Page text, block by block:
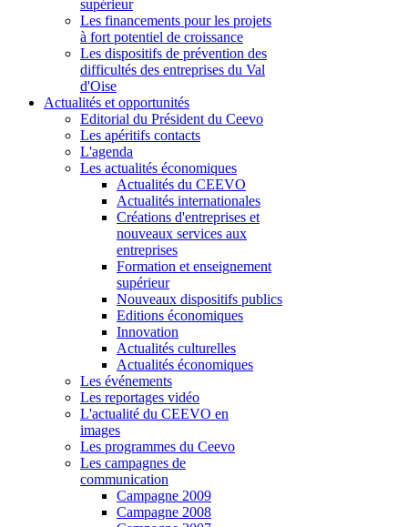
supérieur
Les financements pour les projets
à fort potentiel de croissance
Les dispositifs de prévention des
difficultés des entreprises du Val
d'Oise
Actualités et opportunités
Editorial du Président du Ceevo
Les apéritifs contacts
L'agenda
Les actualités économiques
Actualités du CEEVO
Actualités internationales
Créations d'entreprises et
nouveaux services aux
entreprises
Formation et enseignement
supérieur
Nouveaux dispositifs publics
Editions économiques
Innovation
Actualités culturelles
Actualités économiques
Les événements
Les reportages vidéo
L'actualité du CEEVO en
images
Les programmes du Ceevo
Les campagnes de
communication
Campagne 2009
Campagne 2008